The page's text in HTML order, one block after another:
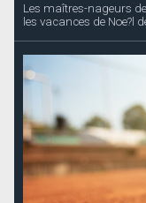
Les maîtres-nageurs
les vacances de Noe?l